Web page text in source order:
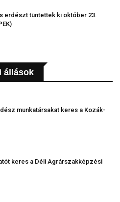
erdészt tüntettek ki október 23.
állások
munkatársakat keres a Kozák-
keres a Déli Agrárszakképzési